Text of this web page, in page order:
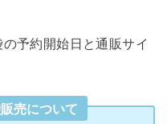
予約開始日と通販サイ
売について